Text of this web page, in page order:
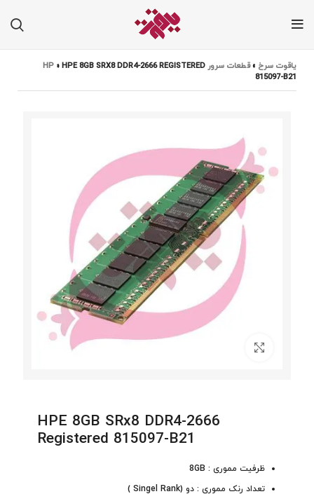
یاقوت سرخ »قطعات سرور HP »HPE 8GB SRX8 DDR4-2666 REGISTERED
815097-B21
HPE 8GB SRx8 DDR4-2666
Registered 815097-B21
ظرفیت مموری : 8GB
تعداد رنک مموری : دو (Singel Rank )